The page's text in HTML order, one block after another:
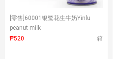
[零售] 60001银鹭花生牛奶Yinlu
peanut milk
₱520
箱